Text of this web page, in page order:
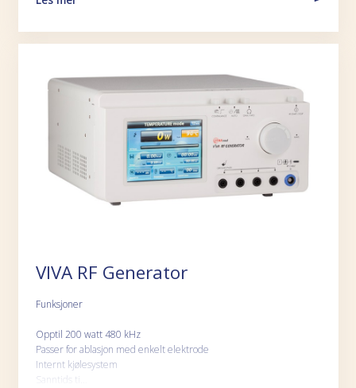
VIVA RF Generator
Funksjoner
Opptil 200 watt 480 kHz
Passer for ablasjon med enkelt elektrode
Internt kjølesystem
Sanntids ti…